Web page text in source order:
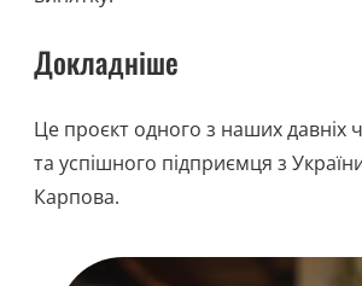
Докладніше
Це проєкт одного з наших давніх
та успішного підприємця з
Карпова.